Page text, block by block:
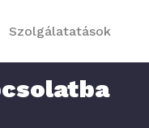
Szolgálatatások